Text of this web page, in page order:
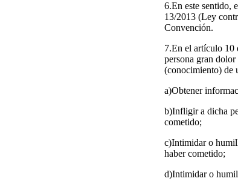
6.En este sentido,
13/2013 (Ley
Convención.
7.En el artículo 10
persona gran
(conocimiento) de
a)Obtener
b)Infligir a dicha
cometido;
c)Intimidar o
haber cometido;
d)Intimidar o